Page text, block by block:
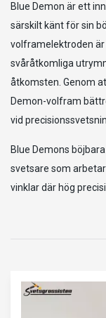
Blue Demon är ett
särskilt känt för sin
volframelektroden
svåråtkomliga
åtkomsten. Genom
Demon-volfram
vid
Blue Demons
svetsare som
vinklar där hög